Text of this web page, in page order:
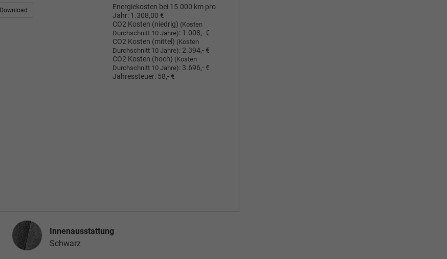
Download
Energiekosten bei 15.000 km pro
Jahr: 1.308,00 €
CO2 Kosten (niedrig) (Kosten
Durchschnitt 10 Jahre): 1.008,- €
CO2 Kosten (mittel) (Kosten
Durchschnitt 10 Jahre): 2.394,- €
CO2 Kosten (hoch) (Kosten
Durchschnitt 10 Jahre): 3.696,- €
Jahressteuer: 58,- €
Innenausstattung
Innenausstattung
Schwarz